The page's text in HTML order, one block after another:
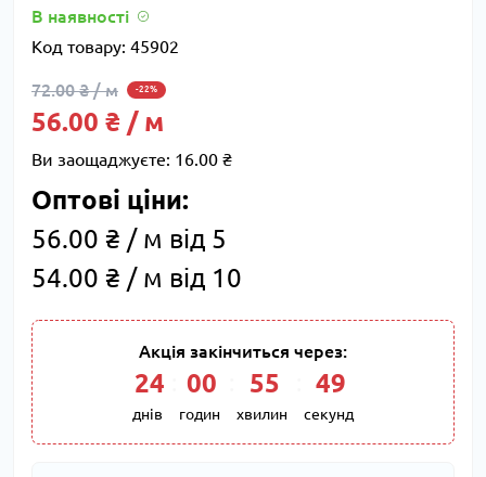
В наявності
Код товару: 45902
72.00 ₴ / м -22%
56.00 ₴ / м
Ви заощаджуєте: 16.00 ₴
Оптові ціни:
56.00 ₴ / м від 5
54.00 ₴ / м від 10
Акція закінчиться через:
24
днів
00
годин
55
хвилин
48
секунд